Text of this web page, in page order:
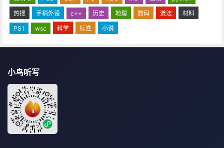
热搜
手柄外设 c++ 历史 地理 数码 道法
材料
PS1
wsc 科学 标准 小说
小鸟听写